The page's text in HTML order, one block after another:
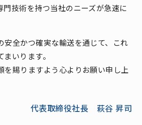
門技術を持つ当社のニーズが急速に
安全かつ確実な輸送を通じて、これ
いります。
を賜りますよう心よりお願い申し上
代表取締役社長 萩谷 昇司